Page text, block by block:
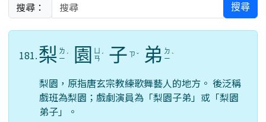
搜尋： 搜尋
181.梨 ㄌ
ㄧ ˊ 園
ㄢ ˊ 子 ㄗ ˇ 弟 ㄉ
ㄧ ˋ
梨園，原指唐玄宗教練歌舞藝人的地方。 後泛稱
戲班為梨園；戲劇演員為「梨園子弟」或「梨園
弟子」。